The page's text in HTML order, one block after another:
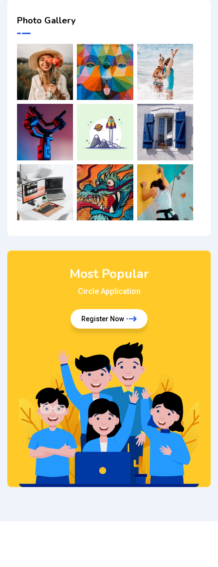
Photo Gallery
Most Popular
Circle Application
Register Now